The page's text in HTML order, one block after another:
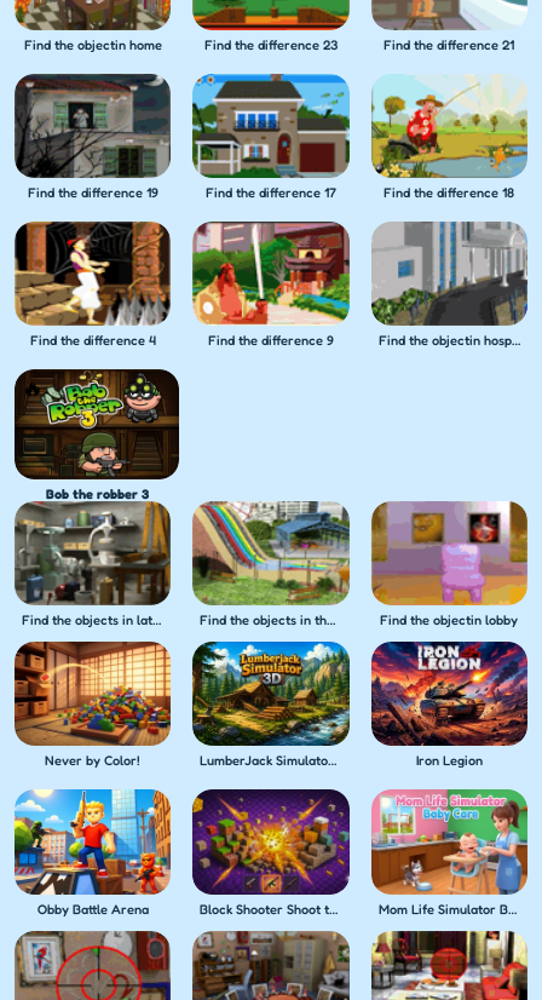
Find the objectin home Find the difference 23 Find the difference 21
Find the difference 19 Find the difference 17 Find the difference 18
Find the difference 4 Find the difference 9 Find the objectin hospital
Bob the robber 3
Find the objects in lathe shop Find the objects in theme park Find the objectin lobby
Never by Color! LumberJack Simulator 3D Iron Legion
Obby Battle Arena Block Shooter Shoot the Blocks! Mom Life Simulator Baby Care